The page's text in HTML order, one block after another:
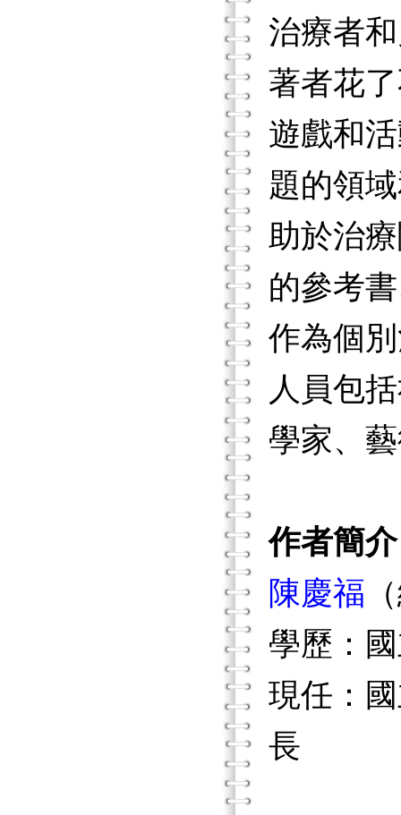
治療者
著者花
遊戲和
題的領
助於治
的參考
作為個
人員包
學家、
作者簡介
陳慶福
學歷：
現任：
長